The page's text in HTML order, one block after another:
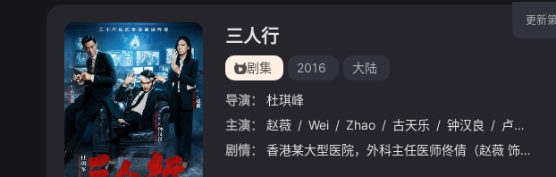
更新
三人行
剧集 2016 大陆
导演：
杜琪峰
主演：
赵薇 / Wei / Zhao / 古天乐 / 钟汉良 / 卢海鹏
剧情：
香港某大型医院，外科主任医师佟倩（赵薇 饰）刚刚完成例行巡视。接二连三的手术让她的神经高度紧张，加上有的患者术后情况并不理想，无形间使她的精神承受了巨大的压力。就在此时，一名遭受枪伤的男子被紧急送到医